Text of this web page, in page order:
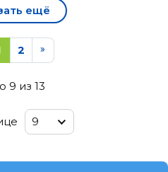
ещё
2
9 из 13
9